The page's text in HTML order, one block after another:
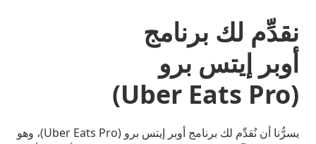
نقدِّم لك برنامج
أوبر إيتس برو
(Uber Eats Pro)
يسرُّنا أن نُقدِّم لك برنامج أوبر إيتس برو (Uber Eats Pro)، وهو